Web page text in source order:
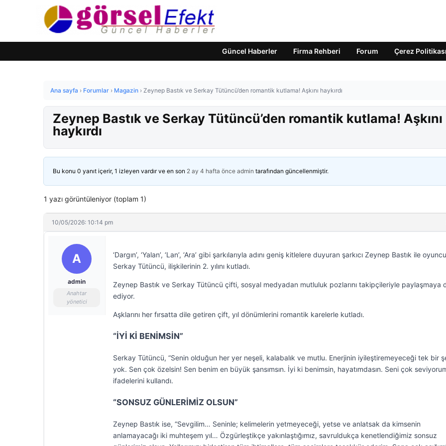
Güncel Haberler Firma Rehberi Forum Çerez Politikası
Ana sayfa › Forumlar › Magazin › Zeynep Bastık ve Serkay Tütüncü’den romantik kutlama! Aşkını haykırdı
Zeynep Bastık ve Serkay Tütüncü’den romantik kutlama! Aşkını
haykırdı
Bu konu 0 yanıt içerir, 1 izleyen vardır ve en son 2 ay 4 hafta önce admin tarafından güncellenmiştir.
1 yazı görüntüleniyor (toplam 1)
10/05/2026: 10:14 pm
A
admin
Anahtar
yönetici
‘Dargın’, ‘Yalan’, ‘Lan’, ‘Ara’ gibi şarkılarıyla adını geniş kitlelere duyuran şarkıcı Zeynep Bastık ile oyuncu
Serkay Tütüncü, ilişkilerinin 2. yılını kutladı.
Zeynep Bastık ve Serkay Tütüncü çifti, sosyal medyadan mutluluk pozlarını takipçileriyle paylaşmaya
ediyor.
Aşklarını her fırsatta dile getiren çift, yıl dönümlerini romantik karelerle kutladı.
“İYİ Kİ BENİMSİN”
Serkay Tütüncü, “Senin olduğun her yer neşeli, kalabalık ve mutlu. Enerjinin iyileştiremeyeceği tek bir
yok. Sen çok özelsin! Sen benim en büyük şansımsın. İyi ki benimsin, hayatımdasın. Seni çok
ifadelerini kullandı.
“SONSUZ GÜNLERİMİZ OLSUN”
Zeynep Bastık ise, “Sevgilim… Seninle; kelimelerin yetmeyeceği, yetse ve anlatsak da kimsenin
anlamayacağı iki muhteşem yıl… Özgürleştikçe yakınlaştığımız, savruldukça kenetlendiğimiz sonsuz